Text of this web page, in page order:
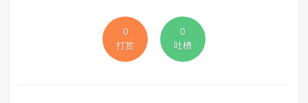
0
打赏
0
吐槽